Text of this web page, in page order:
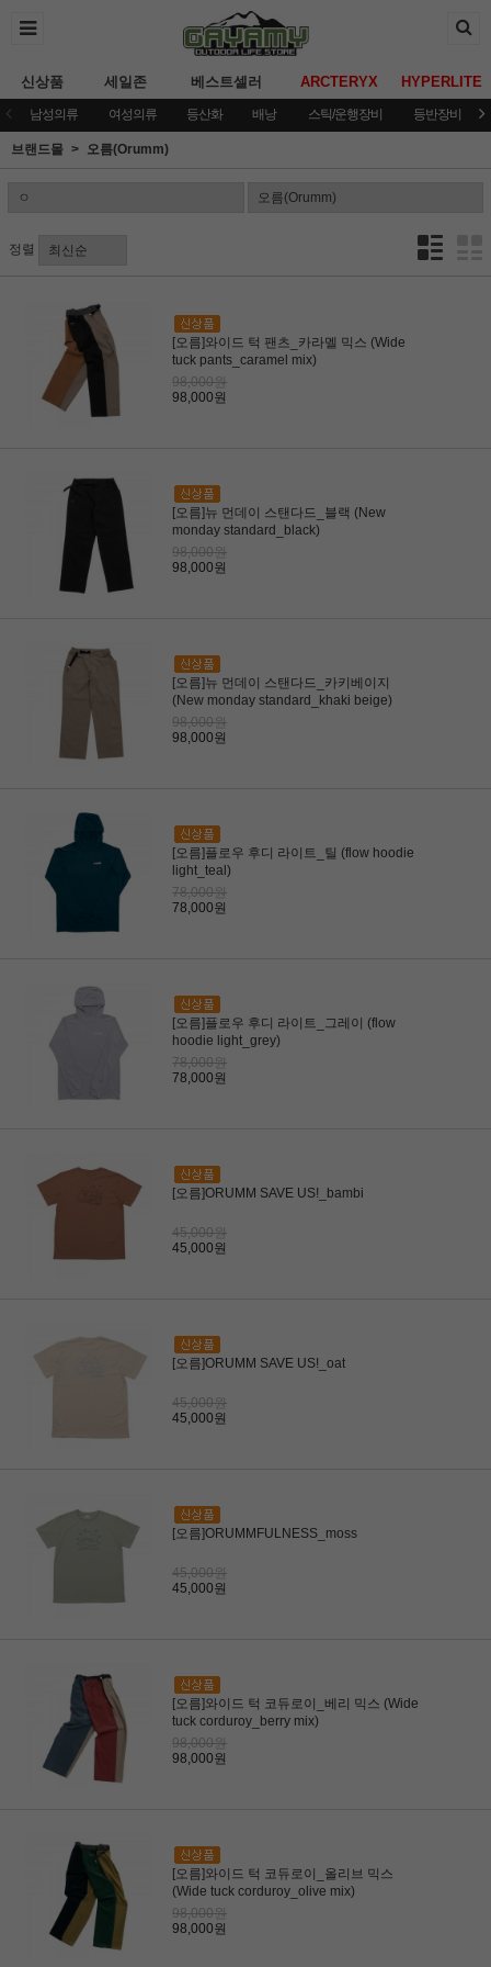
신상품 세일존 베스트셀러 ARCTERYX HYPERLITE
남성의류 여성의류 등산화 배낭 스틱/운행장비 등반장비
브랜드몰 오름(Orumm)
정렬
[오름]와이드 턱 팬츠_카라멜 믹스 (Wide
tuck pants_caramel mix)
98,000원
98,000원
[오름]뉴 먼데이 스탠다드_블랙 (New
monday standard_black)
98,000원
98,000원
[오름]뉴 먼데이 스탠다드_카키베이지
(New monday standard_khaki beige)
98,000원
98,000원
[오름]플로우 후디 라이트_틸 (flow hoodie
light_teal)
78,000원
78,000원
[오름]플로우 후디 라이트_그레이 (flow
hoodie light_grey)
78,000원
78,000원
[오름]ORUMM SAVE US!_bambi
45,000원
45,000원
[오름]ORUMM SAVE US!_oat
45,000원
45,000원
[오름]ORUMMFULNESS_moss
45,000원
45,000원
[오름]와이드 턱 코듀로이_베리 믹스 (Wide
tuck corduroy_berry mix)
98,000원
98,000원
[오름]와이드 턱 코듀로이_올리브 믹스
(Wide tuck corduroy_olive mix)
98,000원
98,000원